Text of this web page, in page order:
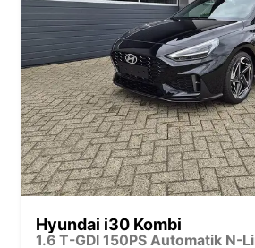
Hyundai i30 Kombi